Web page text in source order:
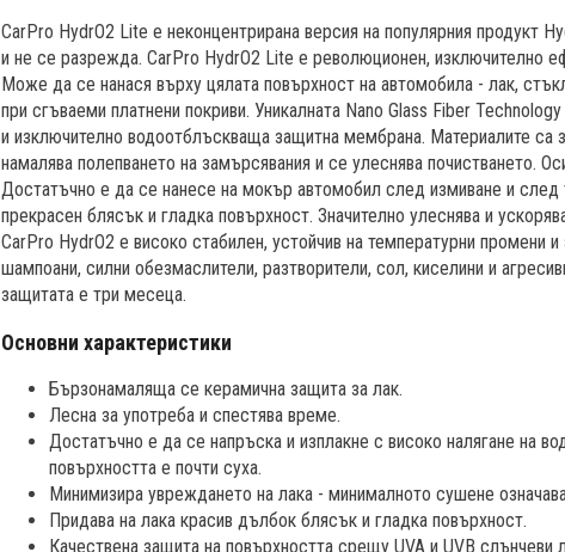
CarPro HydrO2 Lite е неконцентрирана версия на популярния продукт
и не се разрежда. CarPro HydrO2 Lite е революционен, изключително
Може да се нанася върху цялата повърхност на автомобила - лак,
при сгъваеми платнени покриви. Уникалната Nano Glass Fiber
и изключително водоотблъскваща защитна мембрана. Материалите са
намалява полепването на замърсявания и се улеснява почистването.
Достатъчно е да се нанесе на мокър автомобил след измиване и след
прекрасен блясък и гладка повърхност. Значително улеснява и
CarPro HydrO2 е високо стабилен, устойчив на температурни промени
шампоани, силни обезмаслители, разтворители, сол, киселини и
защитата е три месеца.
Основни характеристики
Бързонамаляща се керамична защита за лак.
Лесна за употреба и спестява време.
Достатъчно е да се напръска и изплакне с високо налягане на
повърхността е почти суха.
Минимизира увреждането на лака - минималното сушене
Придава на лака красив дълбок блясък и гладка повърхност.
Качествена защита на повърхността срещу UVA и UVB слънчеви